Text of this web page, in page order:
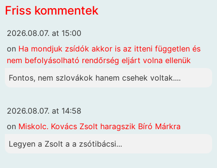
Friss kommentek
2026.08.07. at 15:00
on Ha mondjuk zsídók akkor is az itteni független és
nem befolyásolható rendőrség eljárt volna ellenük
Fontos, nem szlovákok hanem csehek voltak....
2026.08.07. at 14:58
on Miskolc. Kovács Zsolt haragszik Bíró Márkra
Legyen a Zsolt a a zsótibácsi...